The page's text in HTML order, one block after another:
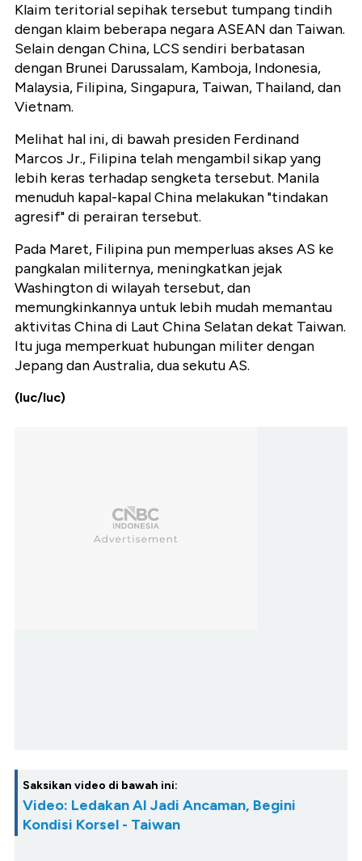
Klaim teritorial sepihak tersebut tumpang tindih
dengan klaim beberapa negara ASEAN dan Taiwan.
Selain dengan China, LCS sendiri berbatasan
dengan Brunei Darussalam, Kamboja, Indonesia,
Malaysia, Filipina, Singapura, Taiwan, Thailand, dan
Vietnam.
Melihat hal ini, di bawah presiden Ferdinand
Marcos Jr., Filipina telah mengambil sikap yang
lebih keras terhadap sengketa tersebut. Manila
menuduh kapal-kapal China melakukan "tindakan
agresif" di perairan tersebut.
Pada Maret, Filipina pun memperluas akses AS ke
pangkalan militernya, meningkatkan jejak
Washington di wilayah tersebut, dan
memungkinkannya untuk lebih mudah memantau
aktivitas China di Laut China Selatan dekat Taiwan.
Itu juga memperkuat hubungan militer dengan
Jepang dan Australia, dua sekutu AS.
(luc/luc)
Saksikan video di bawah ini:
Video: Ledakan AI Jadi Ancaman, Begini
Kondisi Korsel - Taiwan